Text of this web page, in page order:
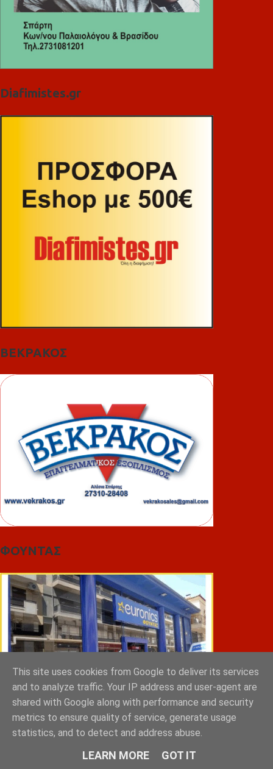
Diafimistes.gr
ΒΕΚΡΑΚΟΣ
ΦΟΥΝΤΑΣ
ΣΠΥΡΑΚΗΣ ΠΑΝΑΓΙΩΤΗΣ & YIOI ΣΠΑΡΤΗ
This site uses cookies from Google to deliver its services
and to analyze traffic. Your IP address and user-agent are
shared with Google along with performance and security
metrics to ensure quality of service, generate usage
statistics, and to detect and address abuse.
LEARN MORE GOT IT